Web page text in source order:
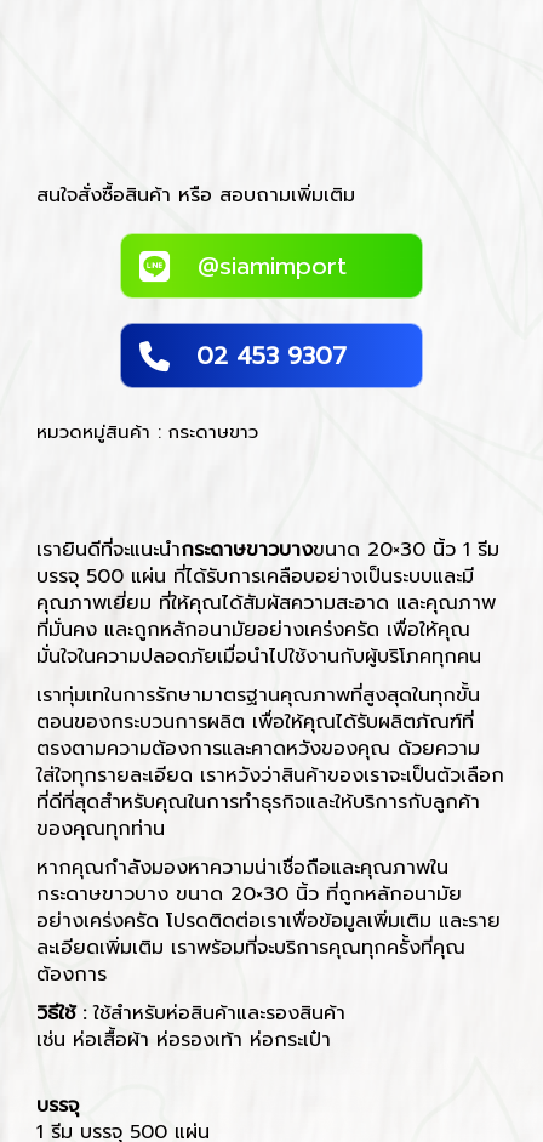
สนใจสั่งซื้อสินค้า หรือ สอบถามเพิ่มเติม
@siamimport
02 453 9307
หมวดหมู่สินค้า : กระดาษขาว
เรายินดีที่จะแนะนำกระดาษขาวบางขนาด 20×30 นิ้ว 1 รีม
บรรจุ 500 แผ่น ที่ได้รับการเคลือบอย่างเป็นระบบและมี
คุณภาพเยี่ยม ที่ให้คุณได้สัมผัสความสะอาด และคุณภาพ
ที่มั่นคง และถูกหลักอนามัยอย่างเคร่งครัด เพื่อให้คุณ
มั่นใจในความปลอดภัยเมื่อนำไปใช้งานกับผู้บริโภคทุกคน
เราทุ่มเทในการรักษามาตรฐานคุณภาพที่สูงสุดในทุกขั้น
ตอนของกระบวนการผลิต เพื่อให้คุณได้รับผลิตภัณฑ์ที่
ตรงตามความต้องการและคาดหวังของคุณ ด้วยความ
ใส่ใจทุกรายละเอียด เราหวังว่าสินค้าของเราจะเป็นตัวเลือก
ที่ดีที่สุดสำหรับคุณในการทำธุรกิจและให้บริการกับลูกค้า
ของคุณทุกท่าน
หากคุณกำลังมองหาความน่าเชื่อถือและคุณภาพใน
กระดาษขาวบาง ขนาด 20×30 นิ้ว ที่ถูกหลักอนามัย
อย่างเคร่งครัด โปรดติดต่อเราเพื่อข้อมูลเพิ่มเติม และราย
ละเอียดเพิ่มเติม เราพร้อมที่จะบริการคุณทุกครั้งที่คุณ
ต้องการ
วิธีใช้ :ใช้สำหรับห่อสินค้าและรองสินค้า
เช่น ห่อเสื้อผ้า ห่อรองเท้า ห่อกระเป๋า
บรรจุ
1 รีม บรรจุ 500 แผ่น